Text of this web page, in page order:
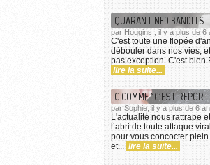
QUARANTINED BANDITS
par Hoggins!, il y a plus de
C'est toute une flopée
débouler dans nos vies,
pas exception. C'est bien
lire la suite...
C COMME "C'EST
par Sophie, il y a plus de 6
L'actualité nous rattrape
l’abri de toute attaque
pour vous concocter
et... lire la suite...